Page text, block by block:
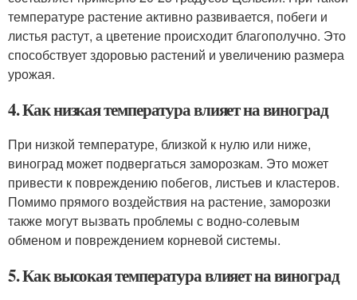
температуре растение активно развивается, побеги и
листья растут, а цветение происходит благополучно. Это
способствует здоровью растений и увеличению размера
урожая.
4. Как низкая температура влияет на виноград
При низкой температуре, близкой к нулю или ниже,
виноград может подвергаться заморозкам. Это может
привести к повреждению побегов, листьев и кластеров.
Помимо прямого воздействия на растение, заморозки
также могут вызвать проблемы с водно-солевым
обменом и повреждением корневой системы.
5. Как высокая температура влияет на виноград